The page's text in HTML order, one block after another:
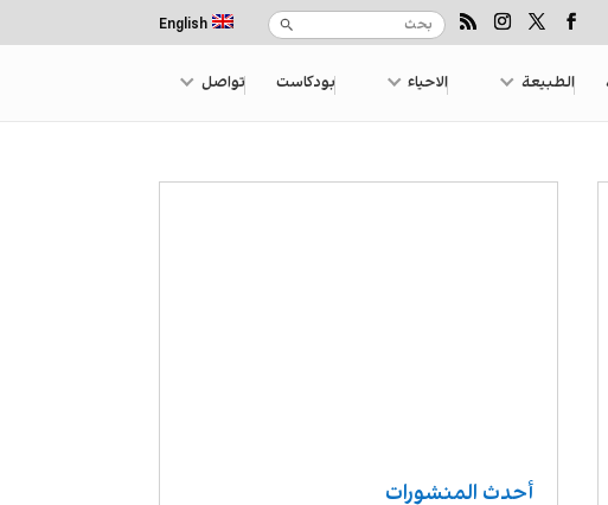
English
الطبيعة الاحياء بودكاست تواصل
أحدث المنشورات